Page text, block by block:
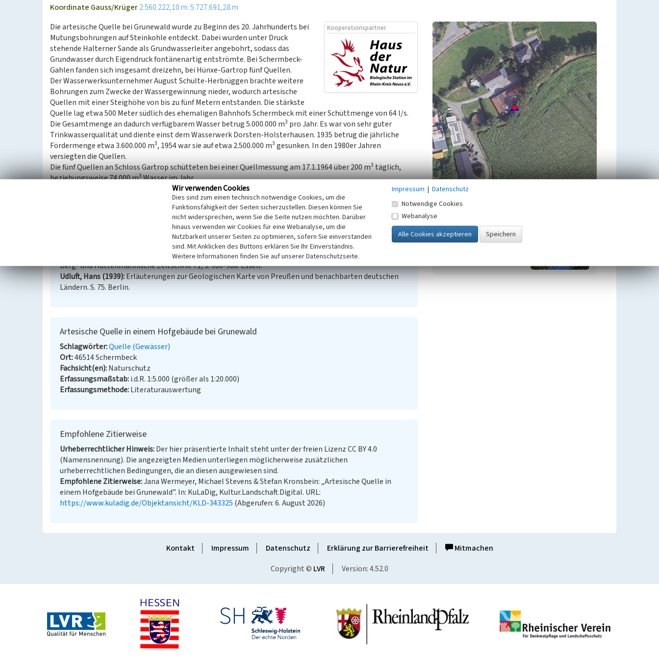
Koordinate Gauss/Krüger2.560.222,10 m: 5.727.691,28 m
Kooperationspartner
Die artesische Quelle bei Grunewald wurde zu Beginn des 20. Jahrhunderts bei
Mutungsbohrungen auf Steinkohle entdeckt. Dabei wurden unter Druck
stehende Halterner Sande als Grundwasserleiter angebohrt, sodass das
Grundwasser durch Eigendruck fontänenartig entströmte. Bei Schermbeck-
Gahlen fanden sich insgesamt dreizehn, bei Hünxe-Gartrop fünf Quellen.
Der Wasserwerksunternehmer August Schulte-Herbrüggen brachte weitere
Bohrungen zum Zwecke der Wassergewinnung nieder, wodurch artesische
Quellen mit einer Steighöhe von bis zu fünf Metern entstanden. Die stärkste
Quelle lag etwa 500 Meter südlich des ehemaligen Bahnhofs Schermbeck mit einer Schüttmenge von 64 l/s.
Die Gesamtmenge an dadurch verfügbarem Wasser betrug 5.000.000 m3 pro Jahr. Es war von sehr guter
Trinkwasserqualität und diente einst dem Wasserwerk Dorsten-Holsterhausen. 1935 betrug die jährliche
Fördermenge etwa 3.600.000 m3, 1954 war sie auf etwa 2.500.000 m3 gesunken. In den 1980er Jahren
versiegten die Quellen.
Die fünf Quellen an Schloss Gartrop schütteten bei einer Quellmessung am 17.1.1964 über 200 m3täglich,
beziehungsweise 74.000 m3Wasser im Jahr.
(Jana Wermeyer, Michael Stevens & Stefan Kronsbein, Haus der Natur - Biologische Station im Rhein-Kreis
Die Entstehung der artesischen Quellen im Gebiet der unteren Lippe. In: Glückauf,
Berg- und Hüttenmännische Zeitschrift 71, S. 980-988. Essen.
Udluft, Hans (1939) Erläuterungen zur Geologischen Karte von Preußen und benachbarten deutschen
Ländern. S. 75. Berlin.
Artesische Quelle in einem Hofgebäude bei Grunewald
Schlagwörter Quelle (Gewässer)
Ort 46514 Schermbeck
Fachsicht(en) Naturschutz
Erfassungsmaßstab i.d.R. 1:5.000 (größer als 1:20.000)
Erfassungsmethode Literaturauswertung
Empfohlene Zitierweise
Urheberrechtlicher Hinweis Der hier präsentierte Inhalt steht unter der freien Lizenz CC BY 4.0
(Namensnennung). Die angezeigten Medien unterliegen möglicherweise zusätzlichen
urheberrechtlichen Bedingungen, die an diesen ausgewiesen sind.
Empfohlene Zitierweise Jana Wermeyer, Michael Stevens & Stefan Kronsbein: „Artesische Quelle in
einem Hofgebäude bei Grunewald”. In: KuLaDig, Kultur.Landschaft.Digital. URL:
https://www.kuladig.de/Objektansicht/KLD-343325 (Abgerufen: 6. August 2026)
Quellen im Kreis Wesel
Kontakt Impressum Datenschutz Erklärung zur Barrierefreiheit
Mitmachen
Copyright © LVR Version: 4.52.0
Wir verwenden Cookies
Dies sind zum einen technisch notwendige Cookies, um die
Funktionsfähigkeit der Seiten sicherzustellen. Diesen können Sie
nicht widersprechen, wenn Sie die Seite nutzen möchten. Darüber
hinaus verwenden wir Cookies für eine Webanalyse, um die
Nutzbarkeit unserer Seiten zu optimieren, sofern Sie einverstanden
sind. Mit Anklicken des Buttons erklären Sie Ihr Einverständnis.
Weitere Informationen finden Sie auf unserer Datenschutzseite.
Impressum | Datenschutz
Notwendige Cookies
Webanalyse